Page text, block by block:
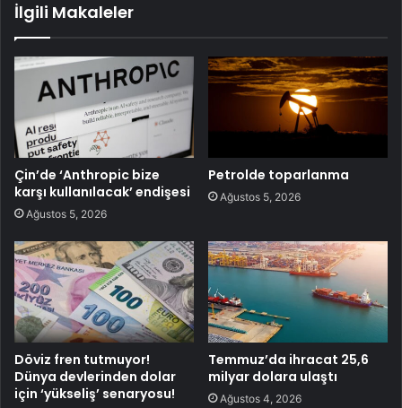
İlgili Makaleler
Çin’de ‘Anthropic bize
karşı kullanılacak’ endişesi
Ağustos 5, 2026
Petrolde toparlanma
Ağustos 5, 2026
Döviz fren tutmuyor!
Dünya devlerinden dolar
için ‘yükseliş’ senaryosu!
Temmuz’da ihracat 25,6
milyar dolara ulaştı
Ağustos 4, 2026